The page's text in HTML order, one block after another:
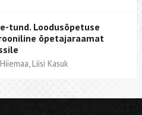
tund. Loodusõpetuse
õpetajaraamat
Liisi Kasuk